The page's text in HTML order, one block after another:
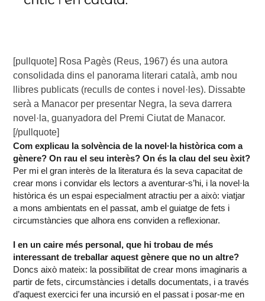
[pullquote] Rosa Pagès (Reus, 1967) és una autora
consolidada dins el panorama literari català, amb nou
llibres publicats (reculls de contes i novel·les). Dissabte
serà a Manacor per presentar Negra, la seva darrera
novel·la, guanyadora del Premi Ciutat de Manacor.
[/pullquote]
Com explicau la solvència de la novel·la històrica com a
gènere? On rau el seu interès? On és la clau del seu èxit?
Per mi el gran interès de la literatura és la seva capacitat de
crear mons i convidar els lectors a aventurar-s’hi, i la novel·la
històrica és un espai especialment atractiu per a això: viatjar
a mons ambientats en el passat, amb el guiatge de fets i
circumstàncies que alhora ens conviden a reflexionar.
I en un caire més personal, que hi trobau de més
interessant de treballar aquest gènere que no un altre?
Doncs això mateix: la possibilitat de crear mons imaginaris a
partir de fets, circumstàncies i detalls documentats, i a través
d’aquest exercici fer una incursió en el passat i posar-me en